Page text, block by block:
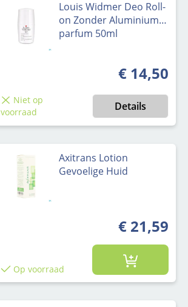
Louis Widmer Deo Roll-
on Zonder Aluminium
parfum 50ml
Normale
€ 14,50
Niet op
voorraad
Details
Axitrans Lotion
Gevoelige Huid
€ 21,59
Op voorraad